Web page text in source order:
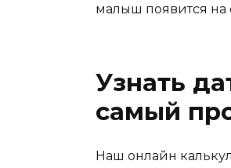
малыш появится на
Узнать
самый
Наш онлайн